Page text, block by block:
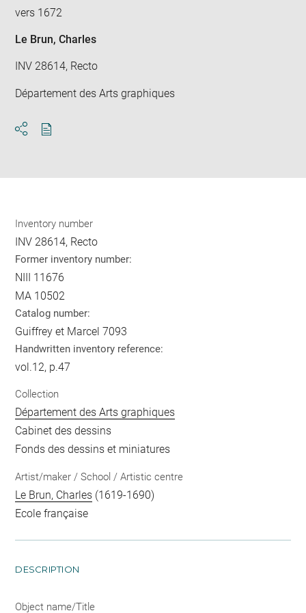
vers 1672
Le Brun, Charles
INV 28614, Recto
Département des Arts graphiques
Inventory number
INV 28614, Recto
Former inventory number:
NIII 11676
MA 10502
Catalog number:
Guiffrey et Marcel 7093
Handwritten inventory reference:
vol.12, p.47
Collection
Département des Arts graphiques
Cabinet des dessins
Fonds des dessins et miniatures
Artist/maker / School / Artistic centre
Le Brun, Charles (1619-1690)
Ecole française
DESCRIPTION
Object name/Title